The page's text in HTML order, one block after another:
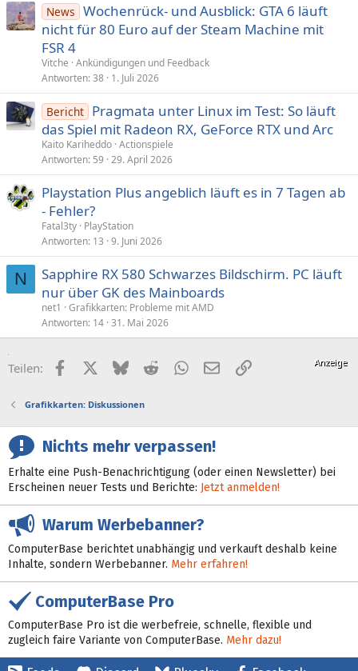
News Wochenrück- und Ausblick: GTA 6 läuft
nicht für 80 Euro auf der Steam Machine mit
FSR 4
Vitche Ankündigungen und Feedback
Antworten 38 1. Juli 2026
Bericht Pragmata unter Linux im Test: So läuft
das Spiel mit Radeon RX, GeForce RTX und Arc
Kaito Kariheddo Actionspiele
Antworten 59 29. April 2026
Playstation Plus angeblich läuft es in 7 Tagen ab
- Fehler?
Fatal3ty PlayStation
Antworten 13 9. Juni 2026
N
Sapphire RX 580 Schwarzes Bildschirm. PC läuft
nur über GK des Mainboards
net1
Grafikkarten: Probleme mit AMD
Antworten 14 31. Mai 2026
Teilen: FacebookX (Twitter)
BlueskyRedditWhatsApp
E-MailLink
Grafikkarten: Diskussionen
Nichts mehr verpassen!
Erhalte eine Push-Benachrichtigung (oder einen Newsletter) bei
Erscheinen neuer Tests und Berichte: Jetzt anmelden!
Warum Werbebanner?
ComputerBase berichtet unabhängig und verkauft deshalb keine
Inhalte, sondern Werbebanner. Mehr erfahren!
ComputerBase Pro
ComputerBase Pro ist die werbefreie, schnelle, flexible und
zugleich faire Variante von ComputerBase. Mehr dazu!